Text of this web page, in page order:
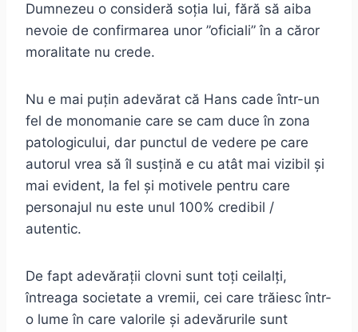
Dumnezeu o consideră soția lui, fără să aiba
nevoie de confirmarea unor ”oficiali” în a căror
moralitate nu crede.
Nu e mai puțin adevărat că Hans cade într-un
fel de monomanie care se cam duce în zona
patologicului, dar punctul de vedere pe care
autorul vrea să îl susțină e cu atât mai vizibil și
mai evident, la fel și motivele pentru care
personajul nu este unul 100% credibil /
autentic.
De fapt adevărații clovni sunt toți ceilalți,
întreaga societate a vremii, cei care trăiesc într-
o lume în care valorile și adevărurile sunt